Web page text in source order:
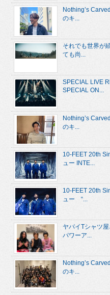
Nothing’s
のキ...
それでも世界が
ても尚...
SPECIAL LIVE
SPECIAL ON...
Nothing’s
のキ...
10-FEET 20th
ュー INTE...
10-FEET 20th
ュー “...
ヤバイTシャツ
パワーア...
Nothing’s
のキ...